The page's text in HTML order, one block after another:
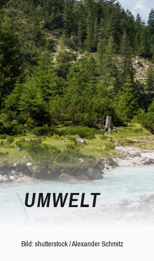
UMWELT
Bild: shutterstock / Alexander Schmitz